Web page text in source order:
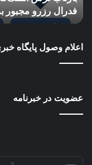
رزرو
مجبور
سیاست
فدرال رزرو
اعلام وصول پایگاه
عضویت در خبرنامه